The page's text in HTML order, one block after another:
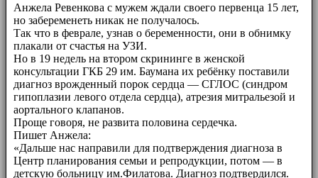
Анжела Ревенкова с мужем ждали своего первенца 15 лет,
но забеременеть никак не получалось.
Так что в феврале, узнав о беременности, они в обнимку
плакали от счастья на УЗИ.
Но в 19 недель на втором скрининге в женской
консультации ГКБ 29 им. Баумана их ребёнку поставили
диагноз врожденный порок сердца — СГЛОС (синдром
гипоплазии левого отдела сердца), атрезия митральезой и
аортального клапанов.
Проще говоря, не развита половина сердечка.
Пишет Анжела:
«Дальше нас направили для подтверждения диагноза в
Центр планирования семьи и репродукции, потом — в
детскую больницу им.Филатова. Диагноз подтвердился.